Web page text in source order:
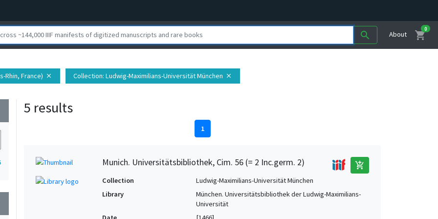
search About shopping_cart
0
Rhin, France) close Collection: Ludwig-Maximilians-Universität München close
5 results
1
Munich. Universitätsbibliothek, Cim. 56 (= 2 Inc.germ. 2) add_shopping_cart
Collection
Ludwig-Maximilians-Universität München
Library
München. Universitätsbibliothek der Ludwig-Maximilians-
Universität